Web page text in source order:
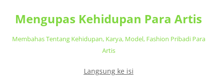
Mengupas Kehidupan Para Artis
Membahas Tentang Kehidupan, Karya, Model, Fashion Pribadi Para
Artis
Langsung ke isi